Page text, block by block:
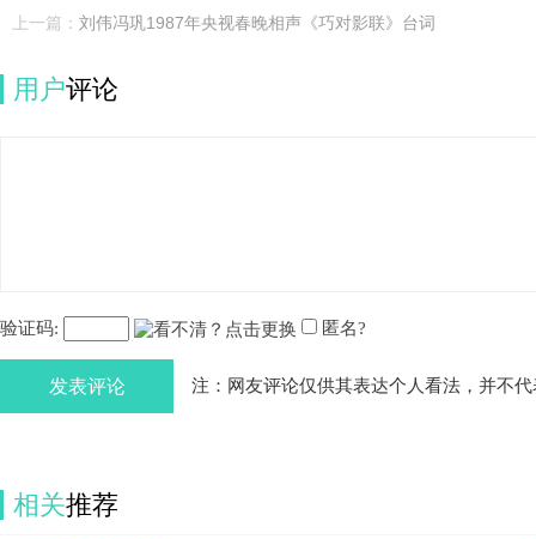
上一篇： 刘伟冯巩1987年央视春晚相声《巧对影联》台词
用户评论
验证码: 匿名?
发表评论 注：网友评论仅供其表达个人看法，并不
相关推荐